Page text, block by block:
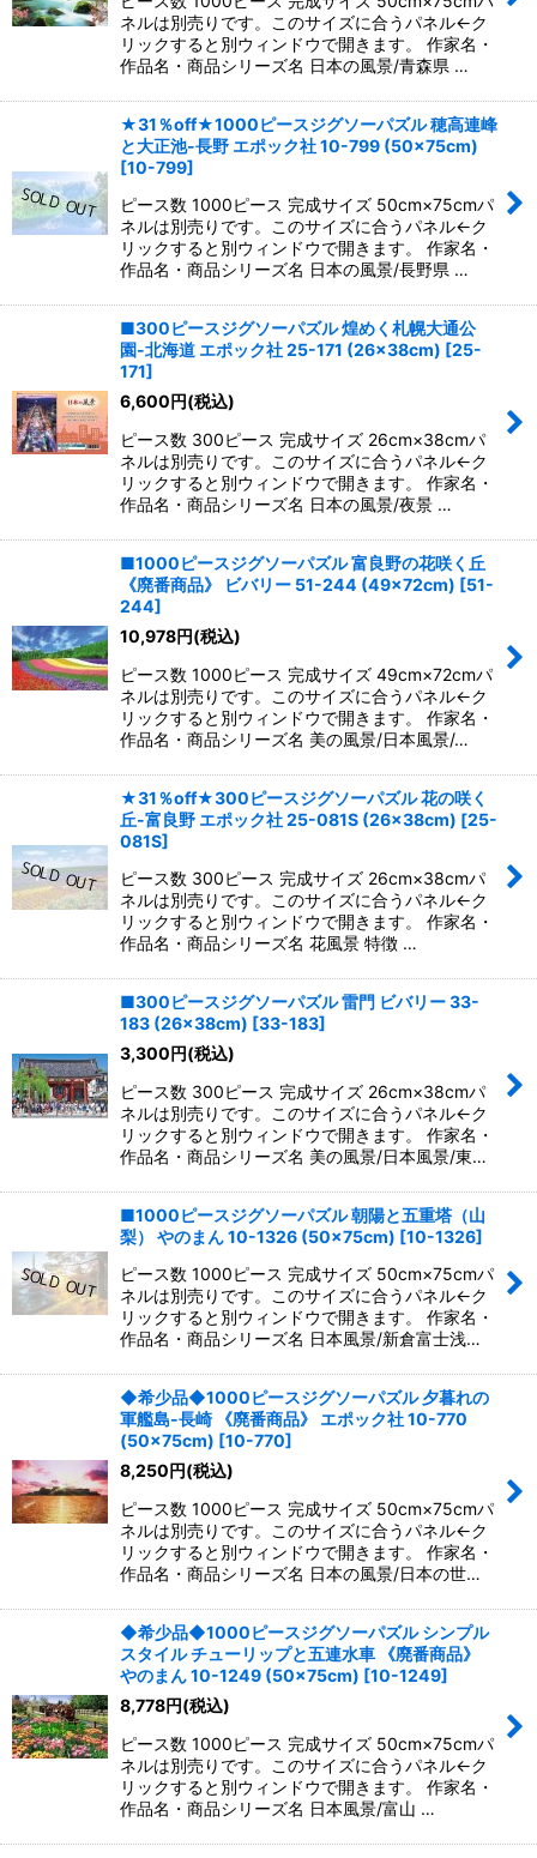
ネルは別売りです。このサイズに合うパネル←ク
リックすると別ウィンドウで開きます。 作家名・
作品名・商品シリーズ名 日本の風景/青森県 …
★31％off★1000ピースジグソーパズル 穂高連峰
と大正池-長野 エポック社 10-799 (50×75cm)
[10-799]
ピース数 1000ピース 完成サイズ 50cm×75cmパ
ネルは別売りです。このサイズに合うパネル←ク
リックすると別ウィンドウで開きます。 作家名・
作品名・商品シリーズ名 日本の風景/長野県 …
■300ピースジグソーパズル 煌めく札幌大通公
園-北海道 エポック社 25-171 (26×38cm) [25-
171]
6,600円(税込)
ピース数 300ピース 完成サイズ 26cm×38cmパ
ネルは別売りです。このサイズに合うパネル←ク
リックすると別ウィンドウで開きます。 作家名・
作品名・商品シリーズ名 日本の風景/夜景 …
■1000ピースジグソーパズル 富良野の花咲く丘
《廃番商品》 ビバリー 51-244 (49×72cm) [51-
244]
10,978円(税込)
ピース数 1000ピース 完成サイズ 49cm×72cmパ
ネルは別売りです。このサイズに合うパネル←ク
リックすると別ウィンドウで開きます。 作家名・
作品名・商品シリーズ名 美の風景/日本風景/…
★31％off★300ピースジグソーパズル 花の咲く
丘-富良野 エポック社 25-081S (26×38cm) [25-
081S]
ピース数 300ピース 完成サイズ 26cm×38cmパ
ネルは別売りです。このサイズに合うパネル←ク
リックすると別ウィンドウで開きます。 作家名・
作品名・商品シリーズ名 花風景 特徴 …
■300ピースジグソーパズル 雷門 ビバリー 33-
183 (26×38cm) [33-183]
3,300円(税込)
ピース数 300ピース 完成サイズ 26cm×38cmパ
ネルは別売りです。このサイズに合うパネル←ク
リックすると別ウィンドウで開きます。 作家名・
作品名・商品シリーズ名 美の風景/日本風景/東…
■1000ピースジグソーパズル 朝陽と五重塔（山
梨） やのまん 10-1326 (50×75cm) [10-1326]
ピース数 1000ピース 完成サイズ 50cm×75cmパ
ネルは別売りです。このサイズに合うパネル←ク
リックすると別ウィンドウで開きます。 作家名・
作品名・商品シリーズ名 日本風景/新倉富士浅…
◆希少品◆1000ピースジグソーパズル 夕暮れの
軍艦島-長崎 《廃番商品》 エポック社 10-770
(50×75cm) [10-770]
8,250円(税込)
ピース数 1000ピース 完成サイズ 50cm×75cmパ
ネルは別売りです。このサイズに合うパネル←ク
リックすると別ウィンドウで開きます。 作家名・
作品名・商品シリーズ名 日本の風景/日本の世…
◆希少品◆1000ピースジグソーパズル シンプル
スタイル チューリップと五連水車 《廃番商品》
やのまん 10-1249 (50×75cm) [10-1249]
8,778円(税込)
ピース数 1000ピース 完成サイズ 50cm×75cmパ
ネルは別売りです。このサイズに合うパネル←ク
リックすると別ウィンドウで開きます。 作家名・
作品名・商品シリーズ名 日本風景/富山 …